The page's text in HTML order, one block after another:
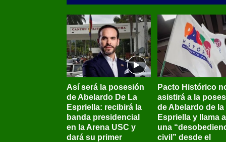
Así será la posesión
de Abelardo De La
Espriella: recibirá la
banda presidencial
en la Arena USC y
dará su primer
Pacto Histórico
asistirá a la
de Abelardo de la
Espriella y llama a
una
civil” desde el